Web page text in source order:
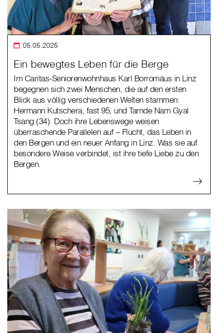
05.05.2025
Ein bewegtes Leben für die Berge
Im Caritas-Seniorenwohnhaus Karl Borromäus in Linz
begegnen sich zwei Menschen, die auf den ersten
Blick aus völlig verschiedenen Welten stammen:
Hermann Kutschera, fast 95, und Tarnde Nam Gyal
Tsang (34). Doch ihre Lebenswege weisen
überraschende Parallelen auf – Flucht, das Leben in
den Bergen und ein neuer Anfang in Linz. Was sie auf
besondere Weise verbindet, ist ihre tiefe Liebe zu den
Bergen.